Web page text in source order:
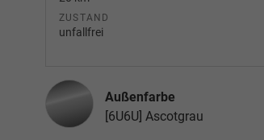
ZUSTAND
unfallfrei
Außenfarbe
[6U6U] Ascotgrau